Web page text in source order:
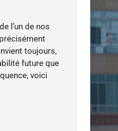
l’un de nos
toujours,
future que
voici